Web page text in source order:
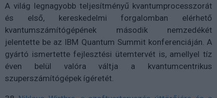
A világ legnagyobb teljesítményű kvantumprocesszorát
és első, kereskedelmi forgalomban elérhető
kvantumszámítógépének második nemzedékét
jelentette be az IBM Quantum Summit konferenciáján. A
gyártó ismertette fejlesztési ütemtervét is, amellyel tíz
éven belül valóra váltja a kvantumcentrikus
szuperszámítógépek ígéretét.